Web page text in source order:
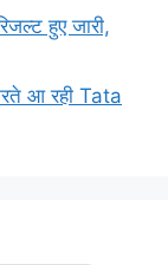
हुए जारी,
आ रही Tata